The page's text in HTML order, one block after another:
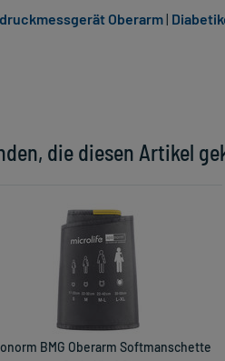
die diesen Artikel
BMG Oberarm Softmanschette
Oberarm|